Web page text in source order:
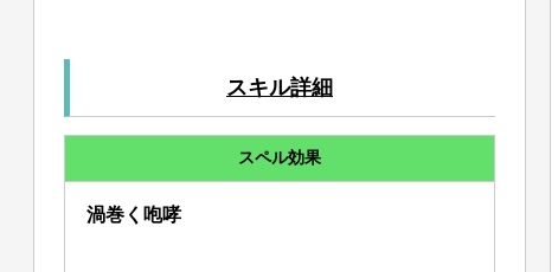
スキル詳細
スペル効果
渦巻く咆哮